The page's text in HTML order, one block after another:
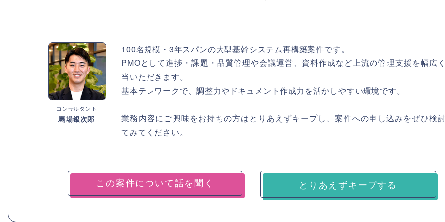
コンサルタント
馬場銀次郎
100名規模・3年スパンの大型基幹システム再構築案件です。
PMOとして進捗・課題・品質管理や会議運営、資料作成など上流の管理支援を幅広
当いただきます。
基本テレワークで、調整力やドキュメント作成力を活かしやすい環境です。
業務内容にご興味をお持ちの方はとりあえずキープし、案件への申し込みをぜひ検
てみてください。
とりあえずキープする